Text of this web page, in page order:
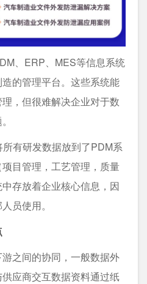
、ERP、MES等信息系统
的管理平台。这些系统能
，但很难解决企业对于数
有研发数据放到了PDM系
目管理，工艺管理，质量
存放着企业核心信息，因
员使用。
之间的协同，一般数据外
应商交互数据资料通过纸